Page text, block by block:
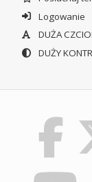
Logowanie
DUŻA
DUŻY